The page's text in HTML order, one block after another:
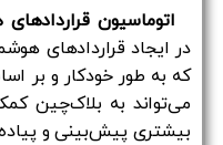
اتوماسیون
می‌تواند به بلاک‌چین
بیشتری پیش‌بینی و